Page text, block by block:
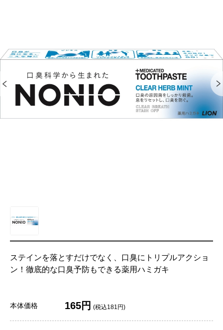
ステインを落とすだけでなく、口臭にトリプルアクショ
ン！徹底的な口臭予防もできる薬用ハミガキ
本体価格 165円 (税込181円)